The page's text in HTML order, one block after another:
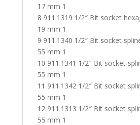
17 mm 1
8 911.1319 1/2″ Bit socket
19 mm 1
9 911.1340 1/2″ Bit socket
55 mm 1
10 911.1341 1/2″ Bit socket
55 mm 1
11 911.1342 1/2″ Bit socket
55 mm 1
12 911.1313 1/2″ Bit socket
55 mm 1